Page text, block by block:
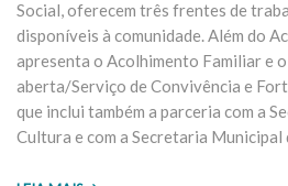
Social, oferecem três frentes de
disponíveis à comunidade. Além do
apresenta o Acolhimento Familiar e
aberta/Serviço de Convivência e
que inclui também a parceria com a
Cultura e com a Secretaria Municipal